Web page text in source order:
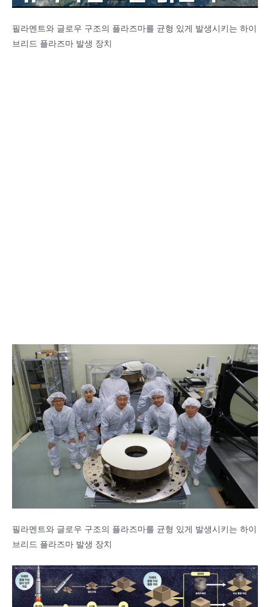
필라멘트와 글로우 구조의 플라즈마를 균형 있게 발생시키는 하이
브리드 플라즈마 발생 장치
필라멘트와 글로우 구조의 플라즈마를 균형 있게 발생시키는 하이
브리드 플라즈마 발생 장치